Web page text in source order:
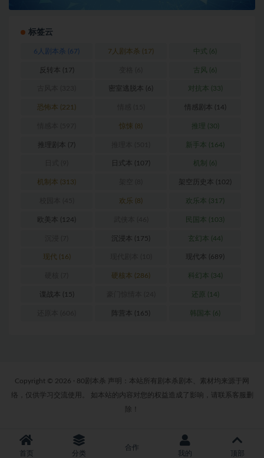
标签云
6人剧本杀 (67) 7人剧本杀 (17) 中式 (6)
反转本 (17) 古风 (6)
密室逃脱本 (6) 对抗本 (33)
恐怖本 (221) 情感剧本 (14)
惊悚 (8) 推理 (30)
推理剧本 (7) 新手本 (164)
日式本 (107) 机制 (6)
机制本 (313) 架空历史本 (102)
欢乐 (8) 欢乐本 (317)
欧美本 (124) 民国本 (103)
沉浸本 (175) 玄幻本 (44)
现代 (16) 现代本 (689)
硬核本 (286) 科幻本 (34)
谍战本 (15) 还原 (14)
阵营本 (165) 韩国本 (6)
Copyright © 2026 · 80剧本杀 声明：本站所有剧本杀剧本、素材均来源于网
络，仅供学习交流使用。 如本站的内容对您的权益造成了影响，请联系客服删
除！
首页 分类
合作
我的
顶部